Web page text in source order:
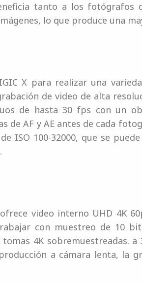
tanto a los fotógrafos
lo que produce una
X para realizar una
de video de alta
de hasta 30 fps con un
AF y AE antes de cada
ISO 100-32000, que se
video interno UHD 4K
con muestreo de 10
4K sobremuestreadas.
a cámara lenta, la